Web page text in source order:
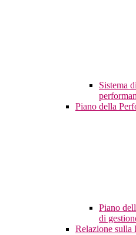
Sistema
Piano della
Piano
di
Relazione sulla